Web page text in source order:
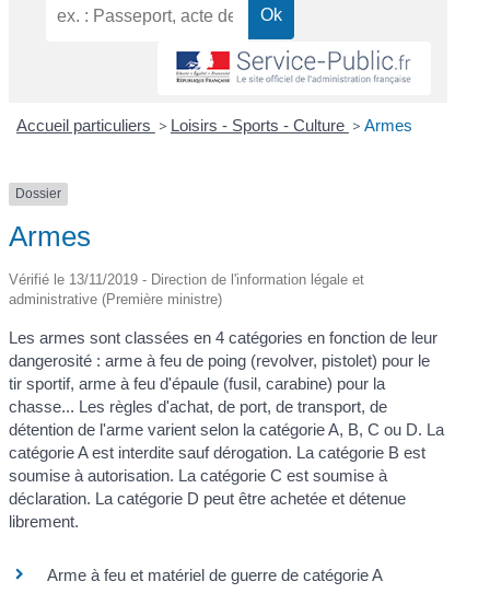
Accueil particuliers > Loisirs - Sports - Culture > Armes
Dossier
Armes
Vérifié le 13/11/2019 - Direction de l'information légale et
administrative (Première ministre)
Les armes sont classées en 4 catégories en fonction de leur
dangerosité : arme à feu de poing (revolver, pistolet) pour le
tir sportif, arme à feu d'épaule (fusil, carabine) pour la
chasse... Les règles d'achat, de port, de transport, de
détention de l'arme varient selon la catégorie A, B, C ou D. La
catégorie A est interdite sauf dérogation. La catégorie B est
soumise à autorisation. La catégorie C est soumise à
déclaration. La catégorie D peut être achetée et détenue
librement.
Arme à feu et matériel de guerre de catégorie A